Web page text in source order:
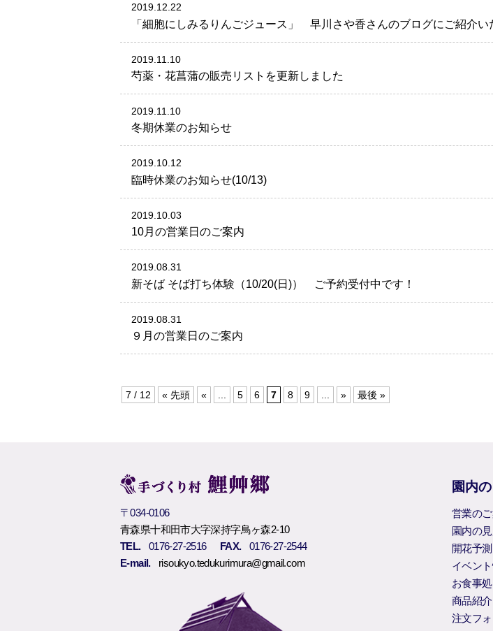
2019.12.22
「細胞にしみるりんごジュース」 早川さや香さんのブログにご紹介い
2019.11.10
芍薬・花菖蒲の販売リストを更新しました
2019.11.10
冬期休業のお知らせ
2019.10.12
臨時休業のお知らせ(10/13)
2019.10.03
10月の営業日のご案内
2019.08.31
新そば そば打ち体験（10/20(日)） ご予約受付中です！
2019.08.31
９月の営業日のご案内
7 / 12 « 先頭 « 5 6 7 8 9 » 最後 »
〒034-0106
青森県十和田市大字深持字鳥ヶ森2-10
TEL.
0176-27-2516 FAX.
0176-27-2544
E-mail.
risoukyo.tedukurimura@gmail.com
園内
営業の
園内の
開花予測
イベン
お食事処
商品紹介
注文フ